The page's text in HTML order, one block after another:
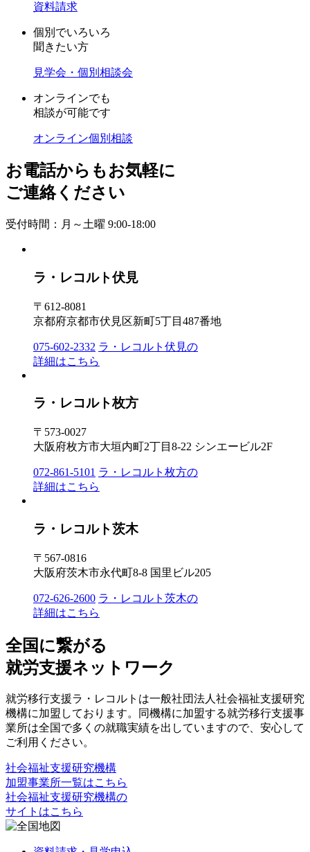
資料請求
個別でいろいろ
聞きたい方
見学会・個別相談会
オンラインでも
相談が可能です
オンライン個別相談
お電話からもお気軽に
ご連絡ください
受付時間：月～土曜 9:00-18:00
ラ・レコルト伏見
〒612-8081
京都府京都市伏見区新町5丁目487番地
075-602-2332 ラ・レコルト伏見の
詳細はこちら
ラ・レコルト枚方
〒573-0027
大阪府枚方市大垣内町2丁目8-22 シンエービル2F
072-861-5101 ラ・レコルト枚方の
詳細はこちら
ラ・レコルト茨木
〒567-0816
大阪府茨木市永代町8-8 国里ビル205
072-626-2600 ラ・レコルト茨木の
詳細はこちら
全国に繋がる
就労支援ネットワーク
就労移行支援ラ・レコルトは一般社団法人社会福祉支援研究
機構に加盟しております。同機構に加盟する就労移行支援事
業所は全国で多くの就職実績を出していますので、安心して
ご利用ください。
社会福祉支援研究機構
加盟事業所一覧はこちら
社会福祉支援研究機構の
サイトはこちら